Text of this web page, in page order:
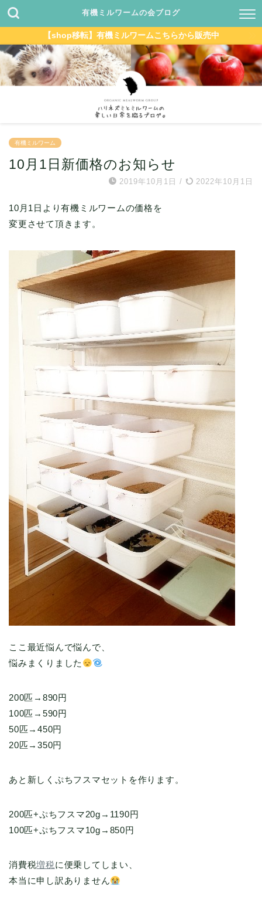
有機ミルワームの会ブログ
【shop移転】有機ミルワームこちらから販売中
有機ミルワーム
10月1日新価格のお知らせ
2019年10月1日 / 2022年10月1日
10月1日より有機ミルワームの価格を
変更させて頂きます。
ここ最近悩んで悩んで、
悩みまくりました
200匹→890円
100匹→590円
50匹→450円
20匹→350円
あと新しくぷちフスマセットを作ります。
200匹+ぷちフスマ20g→1190円
100匹+ぷちフスマ10g→850円
消費税増税に便乗してしまい、
本当に申し訳ありません